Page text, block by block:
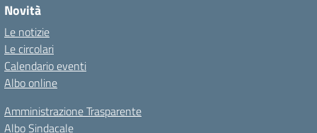
Novità
Le notizie
Le circolari
Calendario eventi
Albo online
Amministrazione Trasparente
Albo Sindacale